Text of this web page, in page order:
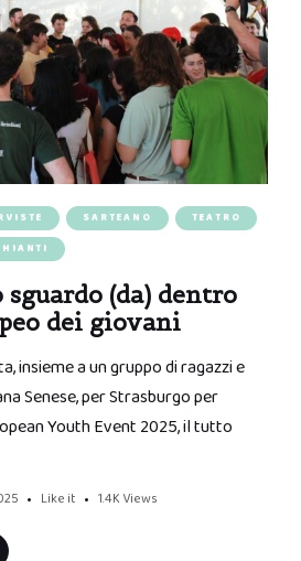
SARTEANO
TEATRO
sguardo (da) dentro
dei giovani
insieme a un gruppo di ragazzi e
Senese, per Strasburgo per
Youth Event 2025, il tutto
Like it 1.4K Views